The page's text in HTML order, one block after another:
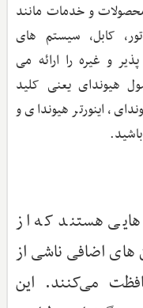
و خدمات مانند
کابل، سیستم های
و غیره را ارائه می
هیوندای یعنی کلید
اینورتر هیوندای و
هایی هستند که از
های اضافی ناشی از
می‌کنند. این